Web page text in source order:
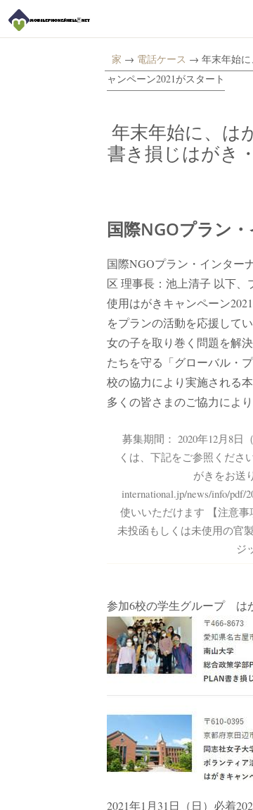
家 → 電話ケース → 年末年始に
ャンペーン2021がスタート
年末年始に、は
書き損じはがき
国際NGOプラン
国際NGOプラン・インター
区 理事長：池上清子 以下、
使用はがきキャンペーン
をプランの活動を応援して
女の子を取り巻く問題を解
たちを守る「グローバル・
校の協力により実施される
多くの皆さまのご協力によ
募集期間： 2020年12月8日
くは、下記をご参照くださ
がきをお送
international.jp/news/info/
使いいただけます 【注意
未投函もしくは未使用の官
ジ
参加6校の学生グループ は
2021年1月31日（日）必着